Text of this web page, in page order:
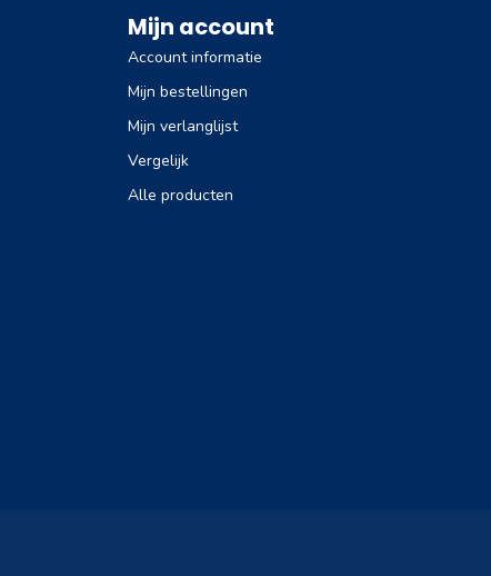
Mijn account
Account informatie
Mijn bestellingen
Mijn verlanglijst
Vergelijk
Alle producten